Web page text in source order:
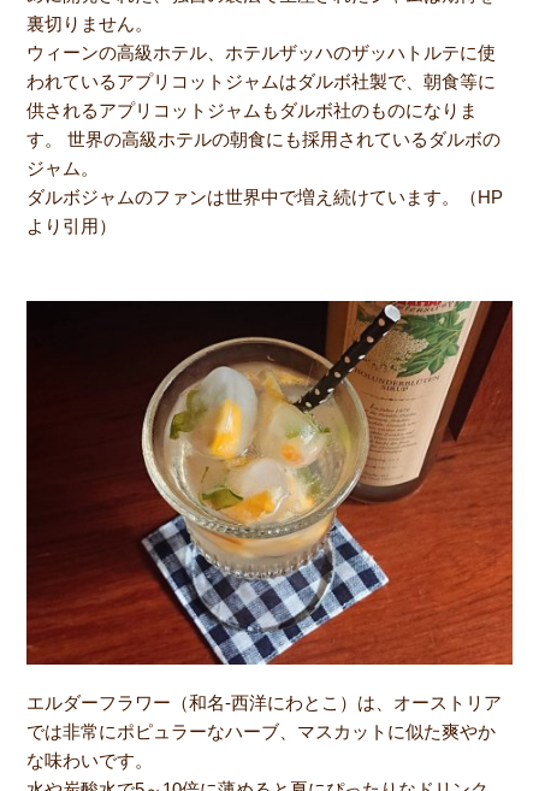
裏切りません。
ウィーンの高級ホテル、ホテルザッハのザッハトルテに使
われているアプリコットジャムはダルボ社製で、朝食等に
供されるアプリコットジャムもダルボ社のものになりま
す。 世界の高級ホテルの朝食にも採用されているダルボの
ジャム。
ダルボジャムのファンは世界中で増え続けています。（HP
より引用）
エルダーフラワー（和名-西洋にわとこ）は、オーストリア
では非常にポピュラーなハーブ、マスカットに似た爽やか
な味わいです。